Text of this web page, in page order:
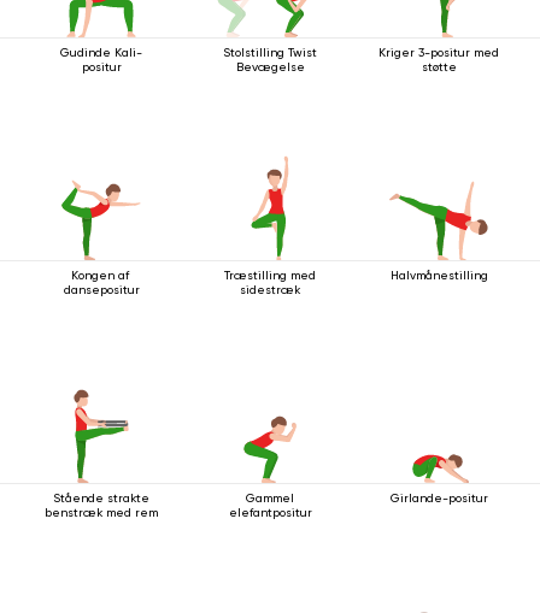
Gudinde Kali-
positur
Stolstilling Twist
Bevægelse
Kriger 3-positur med
støtte
Kongen af ​​
dansepositur
Træstilling med
sidestræk
Halvmånestilling
Stående strakte
benstræk med rem
Gammel
elefantpositur
Girlande-positur